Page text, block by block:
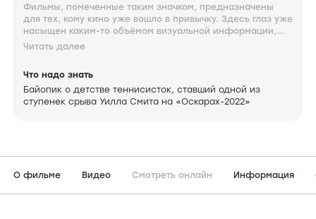
Фильмы, помеченные таким значком, предназначены
для тех, кому кино уже вошло в привычку. Здесь глаз уже
насыщен каким-то объёмом визуальной информации,
мозг неплохо ориентируется в происходящем на экране,
о том, что вы довольно крепко увязли.
Читать далее
Что надо знать
Байопик о детстве теннисисток, ставший одной из
ступенек срыва Уилла Смита на «Оскарах-2022»
О фильме Видео Смотреть онлайн Информация